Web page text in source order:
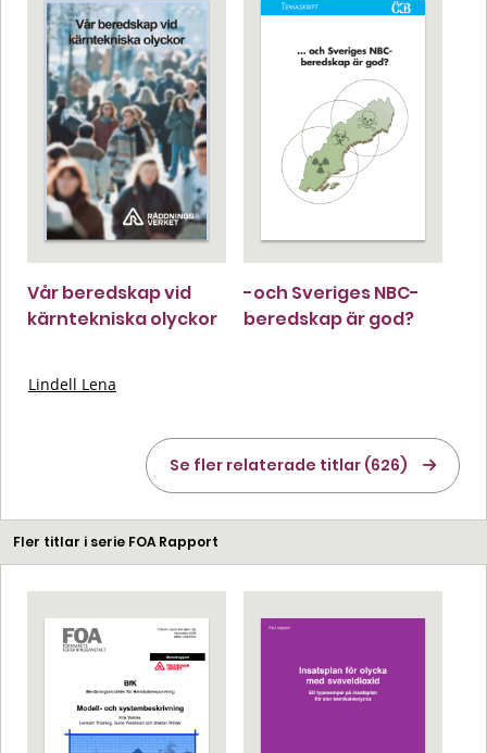
Vår beredskap vid
kärntekniska olyckor
Lindell Lena
-och Sveriges NBC-
beredskap är god?
Se fler relaterade titlar (626)
Fler titlar i serie FOA Rapport